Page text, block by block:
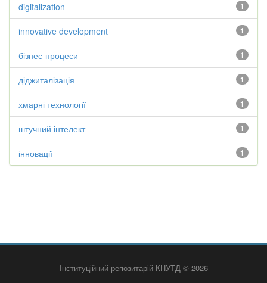
1
digitalization
1
innovative development
1
бізнес-процеси
1
діджиталізація
1
хмарні технології
1
штучний інтелект
1
інновації
Інституційний репозитарій КНУТД © 2026